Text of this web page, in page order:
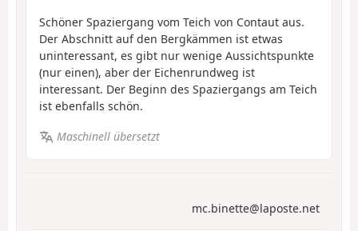
Schöner Spaziergang vom Teich von Contaut aus.
Der Abschnitt auf den Bergkämmen ist etwas
uninteressant, es gibt nur wenige Aussichtspunkte
(nur einen), aber der Eichenrundweg ist
interessant. Der Beginn des Spaziergangs am Teich
ist ebenfalls schön.
Maschinell übersetzt
mc.binette@laposte.net